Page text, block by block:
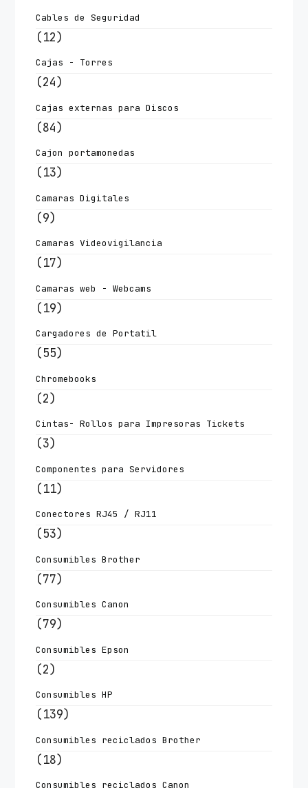
Cables de Seguridad
(12)
Cajas - Torres
(24)
Cajas externas para Discos
(84)
Cajon portamonedas
(13)
Camaras Digitales
(9)
Camaras Videovigilancia
(17)
Camaras web - Webcams
(19)
Cargadores de Portatil
(55)
Chromebooks
(2)
Cintas- Rollos para Impresoras Tickets
(3)
Componentes para Servidores
(11)
Conectores RJ45 / RJ11
(53)
Consumibles Brother
(77)
Consumibles Canon
(79)
Consumibles Epson
(2)
Consumibles HP
(139)
Consumibles reciclados Brother
(18)
Consumibles reciclados Canon